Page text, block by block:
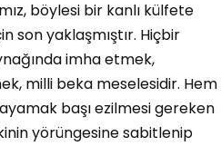
böylesi bir kanlı külfete
son yaklaşmıştır. Hiçbir
imha etmek,
milli beka meselesidir. Hem
başı ezilmesi gereken
yörüngesine sabitlenip